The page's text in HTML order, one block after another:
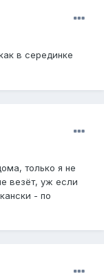
в серединке
только я не
везёт, уж если
- по